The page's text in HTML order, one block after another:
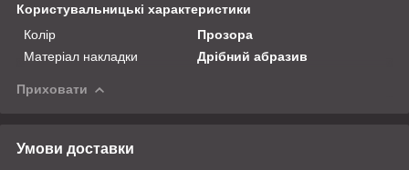
Користувальницькі характеристики
Колір
Прозора
Матеріал накладки
Дрібний абразив
Приховати
Умови доставки